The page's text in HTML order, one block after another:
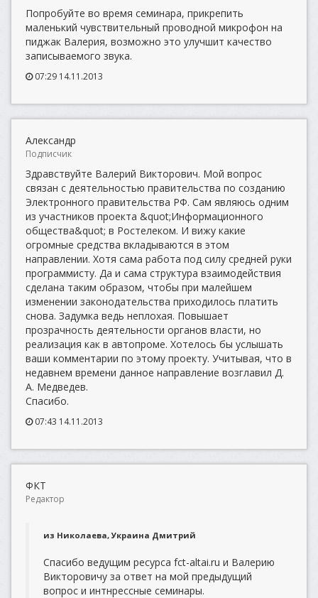
Попробуйте во время семинара, прикрепить
маленький чувствительный проводной микрофон на
пиджак Валерия, возможно это улучшит качество
записываемого звука.
07:29 14.11.2013
Александр
Подписчик
Здравствуйте Валерий Викторович. Мой вопрос
связан с деятельностью правительства по созданию
Электронного правительства РФ. Сам являюсь одним
из участников проекта &quot;Информационного
общества&quot; в Ростелеком. И вижу какие
огромные средства вкладываются в этом
направлении. Хотя сама работа под силу средней руки
программисту. Да и сама структура взаимодействия
сделана таким образом, чтобы при малейшем
изменении законодательства приходилось платить
снова. Задумка ведь неплохая. Повышает
прозрачность деятельности органов власти, но
реализация как в автопроме. Хотелось бы услышать
ваши комментарии по этому проекту. Учитывая, что в
недавнем времени данное направление возглавил Д.
А. Медведев.
Спасибо.
07:43 14.11.2013
ФКТ
Редактор
из Николаева, Украина Дмитрий
Спасибо ведущим ресурса fct-altai.ru и Валерию
Викторовичу за ответ на мой предыдущий
вопрос и интнрессные семинары.